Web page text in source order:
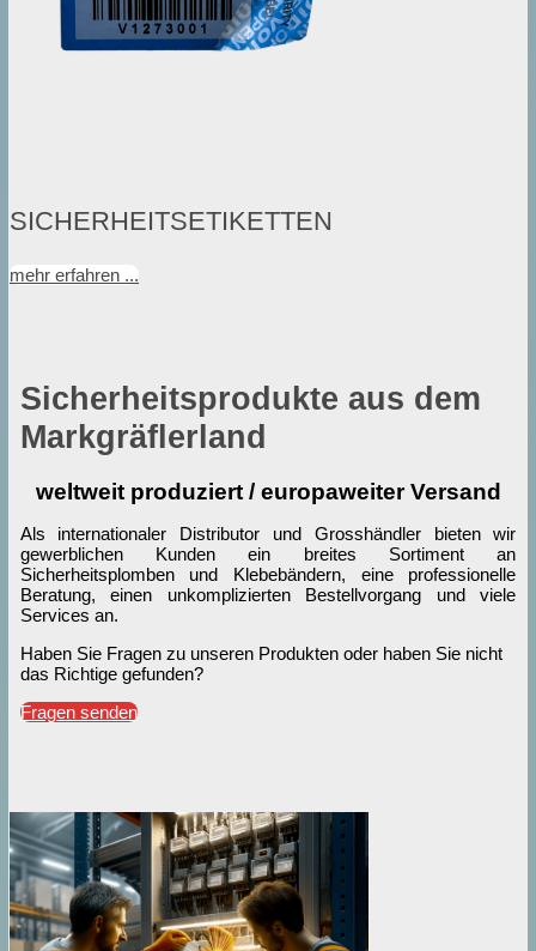
SICHERHEITSETIKETTEN
mehr erfahren ...
Sicherheitsprodukte aus dem
Markgräflerland
weltweit produziert / europaweiter Versand
Als internationaler Distributor und Grosshändler bieten wir
gewerblichen Kunden ein breites Sortiment an
Sicherheitsplomben und Klebebändern, eine professionelle
Beratung, einen unkomplizierten Bestellvorgang und viele
Services an.
Haben Sie Fragen zu unseren Produkten oder haben Sie nicht
das Richtige gefunden?
Fragen senden